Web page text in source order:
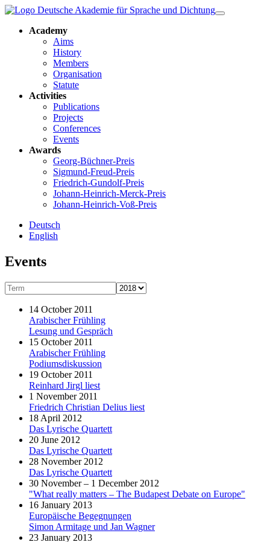
Academy
Aims
History
Members
Organisation
Statute
Activities
Publications
Projects
Conferences
Events
Awards
Georg-Büchner-Preis
Sigmund-Freud-Preis
Friedrich-Gundolf-Preis
Johann-Heinrich-Merck-Preis
Johann-Heinrich-Voß-Preis
Deutsch
English
Events
14 October 2011
Arabischer Frühling
Lesung und Gespräch
15 October 2011
Arabischer Frühling
Podiumsdiskussion
19 October 2011
Reinhard Jirgl liest
1 November 2011
Friedrich Christian Delius liest
18 April 2012
Das Lyrische Quartett
20 June 2012
Das Lyrische Quartett
28 November 2012
Das Lyrische Quartett
30 November – 1 December 2012
"What really matters – The Budapest Debate on Europe"
16 January 2013
Europäische Begegnungen
Simon Armitage und Jan Wagner
23 January 2013